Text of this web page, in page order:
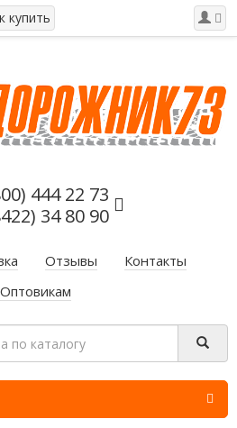
купить
444 22 73
34 80 90
Отзывы
Контакты
Оптовикам